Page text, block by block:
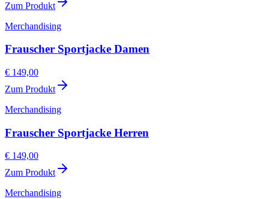
Zum Produkt
Merchandising
Frauscher Sportjacke Damen
€ 149,00
Zum Produkt
Merchandising
Frauscher Sportjacke Herren
€ 149,00
Zum Produkt
Merchandising